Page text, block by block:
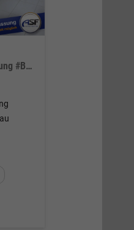
L1 Titanium X 8 Sitze Leder #Standheizung #Bi-Xenon #AHK #Tempomat
(PDF)